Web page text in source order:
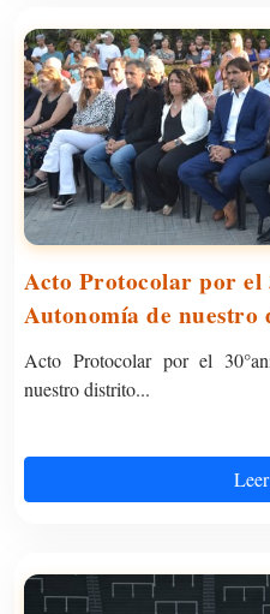
Acto Protocolar por el
Autonomía de nuestro
Acto Protocolar por el
nuestro distrito...